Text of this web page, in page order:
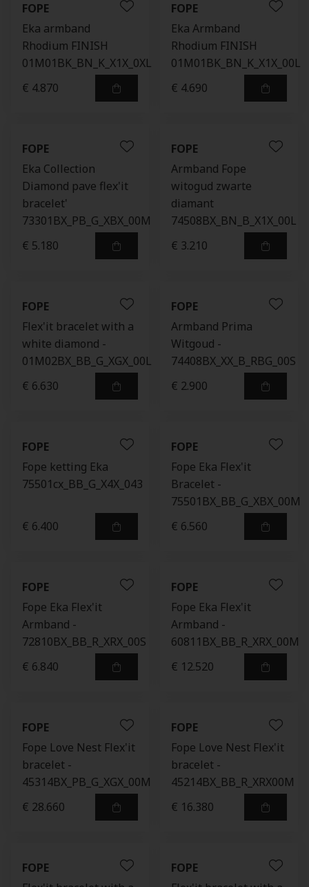
FOPE
Eka armband
Rhodium FINISH
01M01BK_BN_K_X1X_0XL
€ 4.870
FOPE
Eka Armband
Rhodium FINISH
01M01BK_BN_K_X1X_00L
€ 4.690
FOPE
Eka Collection
Diamond pave flex'it
bracelet'
73301BX_PB_G_XBX_00M
€ 5.180
FOPE
Armband Fope
witogud zwarte
diamant
74508BX_BN_B_X1X_00L
€ 3.210
FOPE
Flex'it bracelet with a
white diamond -
01M02BX_BB_G_XGX_00L
€ 6.630
FOPE
Armband Prima
Witgoud -
74408BX_XX_B_RBG_00S
€ 2.900
FOPE
Fope ketting Eka
75501cx_BB_G_X4X_043
€ 6.400
FOPE
Fope Eka Flex'it
Bracelet -
75501BX_BB_G_XBX_00M
€ 6.560
FOPE
Fope Eka Flex'it
Armband -
72810BX_BB_R_XRX_00S
€ 6.840
FOPE
Fope Eka Flex'it
Armband -
60811BX_BB_R_XRX_00M
€ 12.520
FOPE
Fope Love Nest Flex'it
bracelet -
45314BX_PB_G_XGX_00M
€ 28.660
FOPE
Fope Love Nest Flex'it
bracelet -
45214BX_BB_R_XRX00M
€ 16.380
FOPE
FOPE